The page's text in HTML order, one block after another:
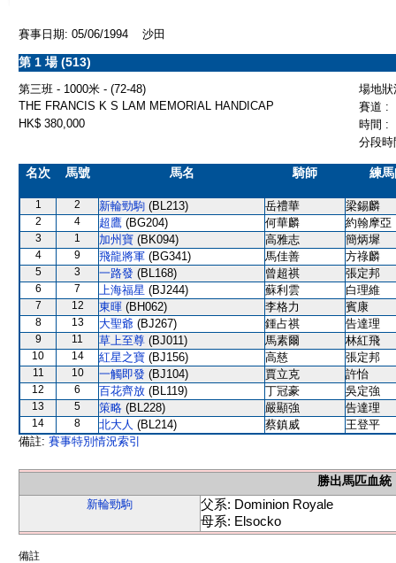
賽事日期: 05/06/1994 沙田
第 1 場 (513)
第三班 - 1000米 - (72-48)
場地
THE FRANCIS K S LAM MEMORIAL HANDICAP
賽道 :
HK$ 380,000
時間 :
分段
名次 馬號 馬名 騎師 練
1 2 新輪勁駒 (BL213) 岳禮華 梁錫麟
2 4 超鷹 (BG204) 何華麟 約翰摩亞
3 1 加州寶 (BK094) 高雅志 簡炳墀
4 9 飛龍將軍 (BG341) 馬佳善 方祿麟
5 3 一路發 (BL168) 曾超祺 張定邦
6 7 上海福星 (BJ244) 蘇利雲 白理維
7 12 東暉 (BH062) 李格力 賓康
8 13 大聖爺 (BJ267) 鍾占祺 告達理
9 11 草上至尊 (BJ011) 馬素爾 林紅飛
10 14 紅星之寶 (BJ156) 高慈 張定邦
11 10 一觸即發 (BJ104) 賈立克 許怡
12 6 百花齊放 (BL119) 丁冠豪 吳定強
13 5 策略 (BL228) 嚴顯強 告達理
14 8 北大人 (BL214) 蔡鎮威
王登平
備註: 賽事特別情況索引
勝出馬匹血統
新輪勁駒
父系: Dominion Royale
母系: Elsocko
備註